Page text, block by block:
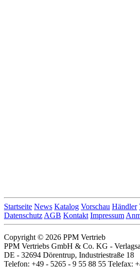
Startseite News Katalog Vorschau Händler
Datenschutz AGB Kontakt Impressum
Copyright © 2026 PPM Vertrieb
PPM Vertriebs GmbH & Co. KG -
DE - 32694 Dörentrup, Industriestraße 18
Telefon: +49 - 5265 - 9 55 88 55 Telefax: